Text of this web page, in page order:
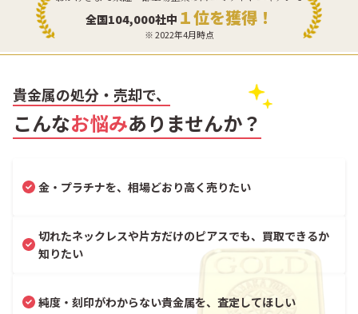
全国104,000社中 １位を獲得！
※ 2022年4月時点
貴金属の処分・売却で、
こんなお悩みありませんか？
金・プラチナを、相場どおり高く売りたい
切れたネックレスや片方だけのピアスでも、買取できるか
知りたい
純度・刻印がわからない貴金属を、査定してほしい